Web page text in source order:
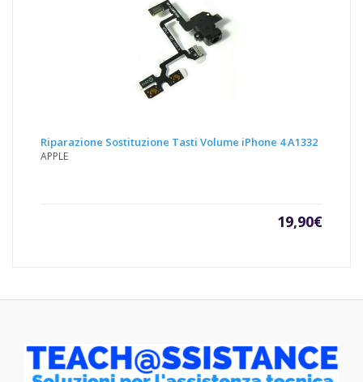
Riparazione Sostituzione Tasti Volume iPhone 4 A1332
APPLE
19,90€